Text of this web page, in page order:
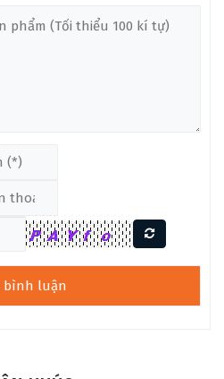
Đàn thuộc kiểu dáng bán cổ